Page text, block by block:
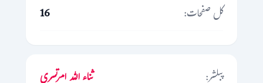
کل صفحات:
16